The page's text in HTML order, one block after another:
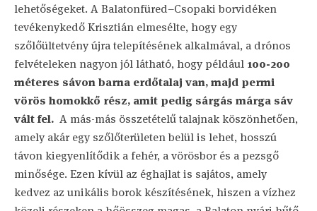
lehetőségeket. A Balatonfüred–Csopaki borvidéken
tevékenykedő Krisztián elmesélte, hogy egy
szőlőültetvény újra telepítésének alkalmával, a drónos
felvételeken nagyon jól látható, hogy például 100-200
méteres sávon barna erdőtalaj van, majd permi
vörös homokkő rész, amit pedig sárgás márga sáv
vált fel. A más-más összetételű talajnak köszönhetően,
amely akár egy szőlőterületen belül is lehet, hosszú
távon kiegyenlítődik a fehér, a vörösbor és a pezsgő
minősége. Ezen kívül az éghajlat is sajátos, amely
kedvez az unikális borok készítésének, hiszen a vízhez